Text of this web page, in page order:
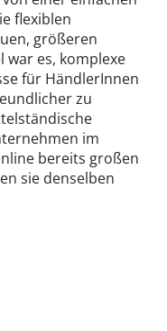
flexiblen
größeren
war es, komplexe
für HändlerInnen
zu
im
bereits großen
sie denselben